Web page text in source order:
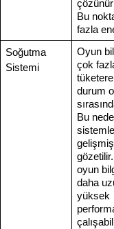
Bu
fazla
Soğutma
Sistemi
Oyun
çok
durum
Bu
oyun
daha
yüksek